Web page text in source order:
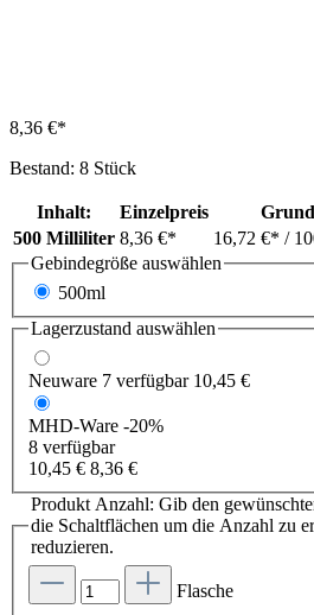
8,36 €*
Bestand: 8 Stück
Inhalt: Einzelpreis
500 Milliliter 8,36 €* 16,72 €* /
Gebindegröße auswählen
500ml
Lagerzustand auswählen
Neuware 7 verfügbar 10,45 €
MHD-Ware -20%
8 verfügbar
10,45 € 8,36 €
Produkt Anzahl: Gib den
die Schaltflächen um die Anzahl zu
reduzieren.
Flasche